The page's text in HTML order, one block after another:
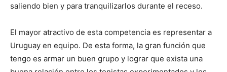
saliendo bien y para tranquilizarlos durante el receso.
El mayor atractivo de esta competencia es representar a
Uruguay en equipo. De esta forma, la gran función que
tengo es armar un buen grupo y lograr que exista una